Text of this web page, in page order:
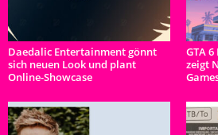
Daedalic Entertainment gönnt
sich neuen Look und plant
Online-Showcase
GTA
zeigt